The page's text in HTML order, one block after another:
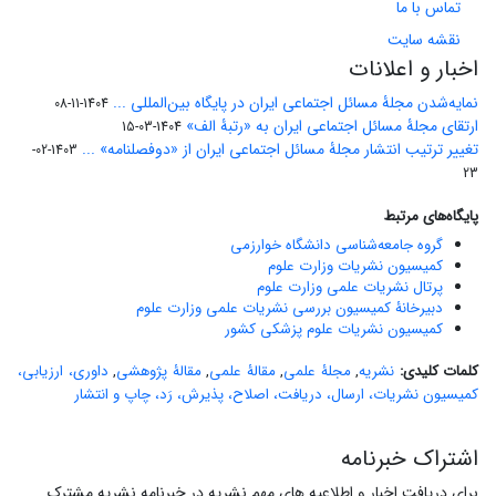
تماس با ما
نقشه سایت
اخبار و اعلانات
نمایه‌شدن مجلۀ مسائل اجتماعی ایران در پایگاه بین‌المللی ... 1404-11-08
ارتقای مجلۀ مسائل اجتماعی ایران به «رتبۀ الف» 1404-03-15
تغییر ترتیب انتشار مجلۀ مسائل اجتماعی ایران از «دوفصلنامه» ...
1403-02-
23
پایگاه‌های مرتبط
گروه جامعه‌شناسی دانشگاه خوارزمی
کمیسیون نشریات وزارت علوم
پرتال نشریات علمی وزارت علوم
دبیرخانۀ کمیسیون بررسی نشریات علمی وزارت علوم
کمیسیون نشریات علوم پزشکی کشور
کلمات کلیدی: نشریه,مجلۀ علمی,مقالۀ علمی,مقالۀ پژوهشی, داوری، ارزیابی،
کمیسیون نشریات، ارسال، دریافت، اصلاح، پذیرش، رَد، چاپ و انتشار
اشتراک خبرنامه